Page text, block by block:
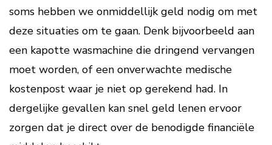
soms hebben we onmiddellijk geld nodig om met
deze situaties om te gaan. Denk bijvoorbeeld aan
een kapotte wasmachine die dringend vervangen
moet worden, of een onverwachte medische
kostenpost waar je niet op gerekend had. In
dergelijke gevallen kan snel geld lenen ervoor
zorgen dat je direct over de benodigde financiële